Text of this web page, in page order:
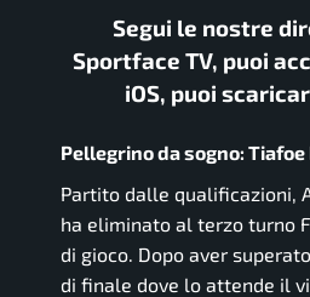
Segui le nostre
Sportface TV, puoi
iOS, puoi
Pellegrino da sogno:
Partito dalle qualificazioni,
ha eliminato al terzo turno
di gioco. Dopo aver
di finale dove lo attende il